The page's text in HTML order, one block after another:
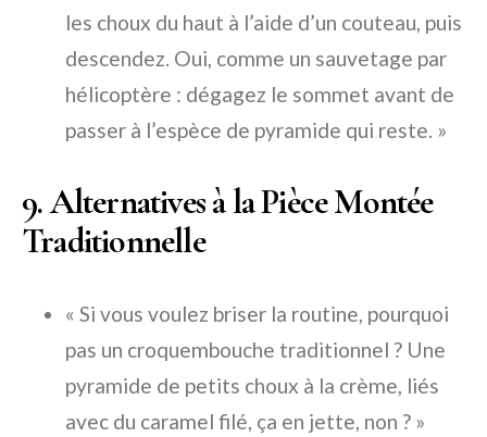
les choux du haut à l’aide d’un couteau, puis
descendez. Oui, comme un sauvetage par
hélicoptère : dégagez le sommet avant de
passer à l’espèce de pyramide qui reste. »
9. Alternatives à la Pièce Montée
Traditionnelle
« Si vous voulez briser la routine, pourquoi
pas un croquembouche traditionnel ? Une
pyramide de petits choux à la crème, liés
avec du caramel filé, ça en jette, non ? »